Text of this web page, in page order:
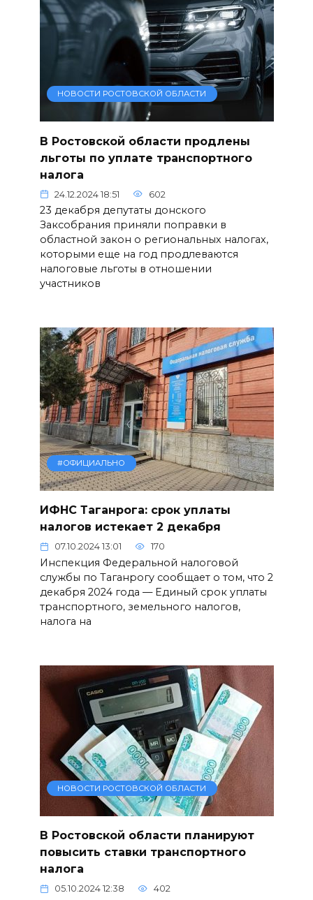
НОВОСТИ РОСТОВСКОЙ ОБЛАСТИ
В Ростовской области продлены
льготы по уплате транспортного
налога
24.12.2024 18:51 602
23 декабря депутаты донского
Заксобрания приняли поправки в
областной закон о региональных налогах,
которыми еще на год продлеваются
налоговые льготы в отношении
участников
#ОФИЦИАЛЬНО
ИФНС Таганрога: срок уплаты
налогов истекает 2 декабря
07.10.2024 13:01 170
Инспекция Федеральной налоговой
службы по Таганрогу сообщает о том, что 2
декабря 2024 года — Единый срок уплаты
транспортного, земельного налогов,
налога на
НОВОСТИ РОСТОВСКОЙ ОБЛАСТИ
В Ростовской области планируют
повысить ставки транспортного
налога
05.10.2024 12:38 402